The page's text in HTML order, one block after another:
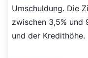
Umschuldung. Die
zwischen 3,5% und
und der Kredithöhe.